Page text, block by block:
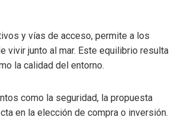
y vías de acceso, permite a los
vivir junto al mar. Este equilibrio resulta
la calidad del entorno.
como la seguridad, la propuesta
en la elección de compra o inversión.